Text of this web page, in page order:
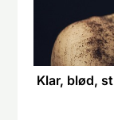
Klar, blød,